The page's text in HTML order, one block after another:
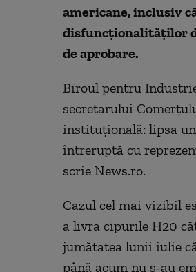
americane, inclusiv
disfuncţionalităţilor
de aprobare.
Biroul pentru
secretarului
instituţională: lipsa
întreruptă cu
scrie News.ro.
Cazul cel mai vizibil
a livra cipurile H20
jumătatea lunii iulie
până acum nu s-au